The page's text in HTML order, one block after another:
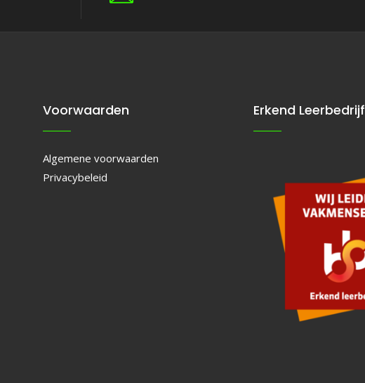
Voorwaarden
Algemene voorwaarden
Privacybeleid
Erkend Leerbedrijf